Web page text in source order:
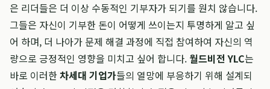
은 리더들은 더 이상 수동적인 기부자가 되기를 원치 않습니다.
그들은 자신이 기부한 돈이 어떻게 쓰이는지 투명하게 알고 싶
어 하며, 더 나아가 문제 해결 과정에 직접 참여하여 자신의 역
량으로 긍정적인 영향을 미치고 싶어 합니다. 월드비전 YLC는
바로 이러한차세대 기업가들의 열망에 부응하기 위해 설계되